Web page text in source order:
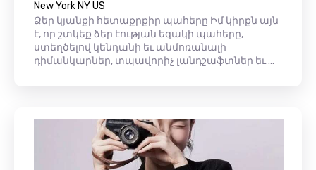
New York NY US
Ձեր կյանքի հետաքրքիր պահերը Իմ կիրքն այն
է, որ շտկեք ձեր էության եզակի պահերը,
ստեղծելով կենդանի եւ անմոռանալի
դիմանկարներ, տպավորիչ լանդշաֆտներ եւ ...